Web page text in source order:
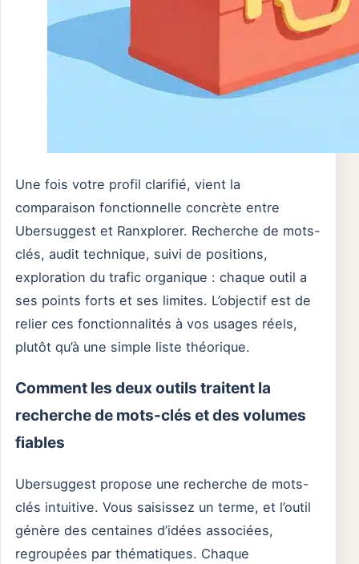
Une fois votre profil clarifié, vient la
comparaison fonctionnelle concrète entre
Ubersuggest et Ranxplorer. Recherche de mots-
clés, audit technique, suivi de positions,
exploration du trafic organique : chaque outil a
ses points forts et ses limites. L’objectif est de
relier ces fonctionnalités à vos usages réels,
plutôt qu’à une simple liste théorique.
Comment les deux outils traitent la
recherche de mots-clés et des volumes
fiables
Ubersuggest propose une recherche de mots-
clés intuitive. Vous saisissez un terme, et l’outil
génère des centaines d’idées associées,
regroupées par thématiques. Chaque